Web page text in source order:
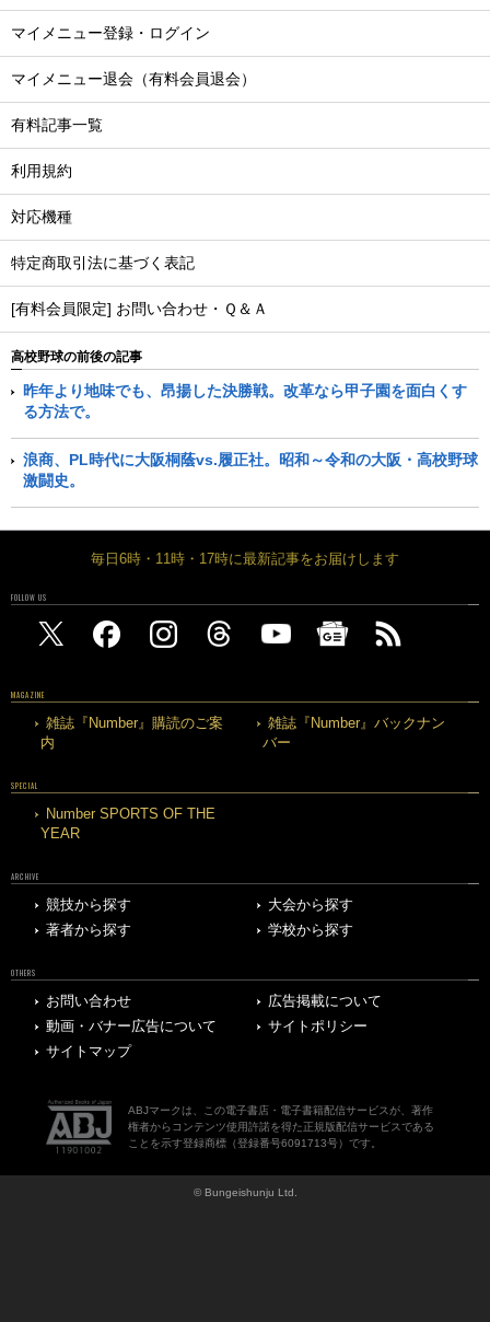
マイメニュー登録・ログイン
マイメニュー退会（有料会員退会）
有料記事一覧
利用規約
対応機種
特定商取引法に基づく表記
[有料会員限定] お問い合わせ・Ｑ＆Ａ
高校野球の前後の記事
昨年より地味でも、昂揚した決勝戦。改革なら甲子園を面白くす
る方法で。
浪商、PL時代に大阪桐蔭vs.履正社。昭和～令和の大阪・高校野球
激闘史。
毎日6時・11時・17時に最新記事をお届けします
FOLLOW US
MAGAZINE
雑誌『Number』購読のご案
内
雑誌『Number』バックナン
バー
SPECIAL
Number SPORTS OF THE
YEAR
ARCHIVE
競技から探す
大会から探す
著者から探す
学校から探す
OTHERS
お問い合わせ
広告掲載について
動画・バナー広告について
サイトポリシー
サイトマップ
ABJマークは、この電子書店・電子書籍配信サービスが、著作
権者からコンテンツ使用許諾を得た正規版配信サービスである
ことを示す登録商標（登録番号6091713号）です。
© Bungeishunju Ltd.